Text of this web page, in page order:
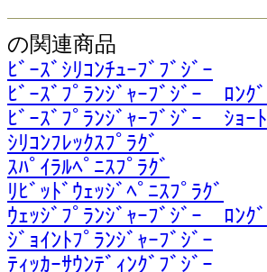
の関連商品
ﾋﾞｰｽﾞｼﾘｺﾝﾁｭｰﾌﾞﾌﾞｼﾞｰ
ﾋﾞｰｽﾞﾌﾟﾗﾝｼﾞｬｰﾌﾞｼﾞｰ ﾛﾝｸﾞ
ﾋﾞｰｽﾞﾌﾟﾗﾝｼﾞｬｰﾌﾞｼﾞｰ ｼｮｰﾄ
ｼﾘｺﾝﾌﾚｯｸｽﾌﾟﾗｸﾞ
ｽﾊﾟｲﾗﾙﾍﾟﾆｽﾌﾟﾗｸﾞ
ﾘﾋﾞｯﾄﾞｳｪｯｼﾞﾍﾟﾆｽﾌﾟﾗｸﾞ
ｳｪｯｼﾞﾌﾟﾗﾝｼﾞｬｰﾌﾞｼﾞｰ ﾛﾝｸﾞ
ｼﾞｮｲﾝﾄﾌﾟﾗﾝｼﾞｬｰﾌﾞｼﾞｰ
ﾃｨｯｶｰｻｳﾝﾃﾞｨﾝｸﾞﾌﾞｼﾞｰ